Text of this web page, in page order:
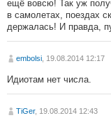
ещё вовсю! Так уж
в самолетах, поездах
держалась! И правда,
embolsi , 19.08.2014 12:17
Идиотам нет числа.
TiGer, 19.08.2014 12:43